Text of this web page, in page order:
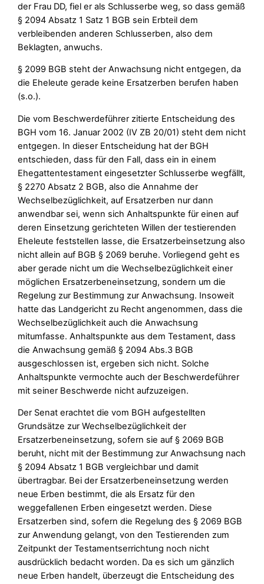
der Frau DD, fiel er als Schlusserbe weg, so dass gemäß
§ 2094 Absatz 1 Satz 1 BGB sein Erbteil dem
verbleibenden anderen Schlusserben, also dem
Beklagten, anwuchs.
§ 2099 BGB steht der Anwachsung nicht entgegen, da
die Eheleute gerade keine Ersatzerben berufen haben
(s.o.).
Die vom Beschwerdeführer zitierte Entscheidung des
BGH vom 16. Januar 2002 (IV ZB 20/01) steht dem nicht
entgegen. In dieser Entscheidung hat der BGH
entschieden, dass für den Fall, dass ein in einem
Ehegattentestament eingesetzter Schlusserbe wegfällt,
§ 2270 Absatz 2 BGB, also die Annahme der
Wechselbezüglichkeit, auf Ersatzerben nur dann
anwendbar sei, wenn sich Anhaltspunkte für einen auf
deren Einsetzung gerichteten Willen der testierenden
Eheleute feststellen lasse, die Ersatzerbeinsetzung also
nicht allein auf BGB § 2069 beruhe. Vorliegend geht es
aber gerade nicht um die Wechselbezüglichkeit einer
möglichen Ersatzerbeneinsetzung, sondern um die
Regelung zur Bestimmung zur Anwachsung. Insoweit
hatte das Landgericht zu Recht angenommen, dass die
Wechselbezüglichkeit auch die Anwachsung
mitumfasse. Anhaltspunkte aus dem Testament, dass
die Anwachsung gemäß § 2094 Abs.3 BGB
ausgeschlossen ist, ergeben sich nicht. Solche
Anhaltspunkte vermochte auch der Beschwerdeführer
mit seiner Beschwerde nicht aufzuzeigen.
Der Senat erachtet die vom BGH aufgestellten
Grundsätze zur Wechselbezüglichkeit der
Ersatzerbeneinsetzung, sofern sie auf § 2069 BGB
beruht, nicht mit der Bestimmung zur Anwachsung nach
§ 2094 Absatz 1 BGB vergleichbar und damit
übertragbar. Bei der Ersatzerbeneinsetzung werden
neue Erben bestimmt, die als Ersatz für den
weggefallenen Erben eingesetzt werden. Diese
Ersatzerben sind, sofern die Regelung des § 2069 BGB
zur Anwendung gelangt, von den Testierenden zum
Zeitpunkt der Testamentserrichtung noch nicht
ausdrücklich bedacht worden. Da es sich um gänzlich
neue Erben handelt, überzeugt die Entscheidung des